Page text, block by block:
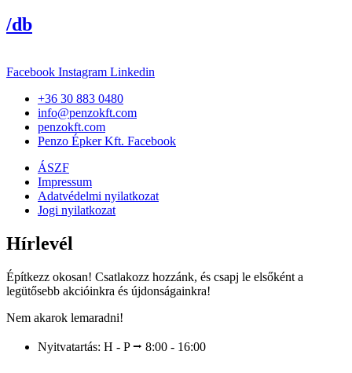
/db
Facebook Instagram Linkedin
+36 30 883 0480
info@penzokft.com
penzokft.com
Penzo Épker Kft. Facebook
ÁSZF
Impressum
Adatvédelmi nyilatkozat
Jogi nyilatkozat
Hírlevél
Építkezz okosan! Csatlakozz hozzánk, és csapj le elsőként a
legütősebb akcióinkra és újdonságainkra!
Nem akarok lemaradni!
Nyitvatartás: H - P ⭢ 8:00 - 16:00